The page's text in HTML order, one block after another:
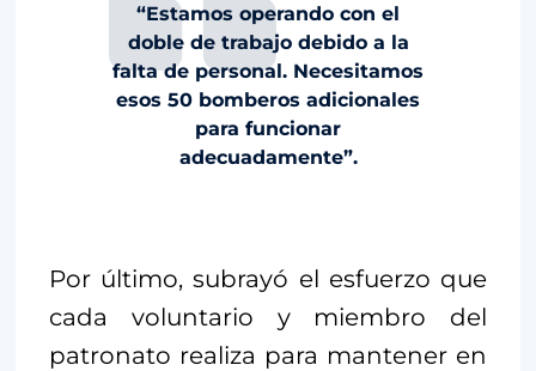
“Estamos operando con el
doble de trabajo debido a la
falta de personal. Necesitamos
esos 50 bomberos adicionales
para funcionar
adecuadamente”.
Por último, subrayó el esfuerzo que
cada voluntario y miembro del
patronato realiza para mantener en